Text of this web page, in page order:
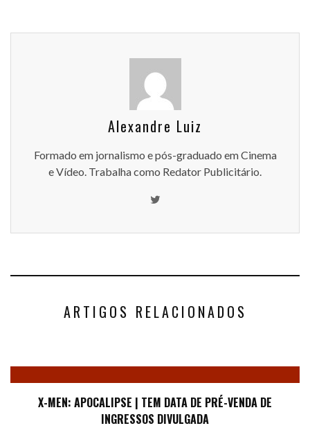
Alexandre Luiz
Formado em jornalismo e pós-graduado em Cinema
e Vídeo. Trabalha como Redator Publicitário.
ARTIGOS RELACIONADOS
X-MEN: APOCALIPSE | TEM DATA DE PRÉ-VENDA DE
INGRESSOS DIVULGADA